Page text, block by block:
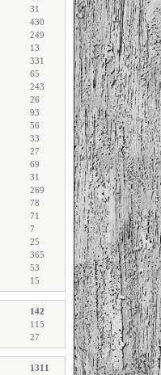
31
430
249
13
331
65
243
26
93
56
33
27
69
31
269
78
71
7
25
365
53
15
142
115
27
1311